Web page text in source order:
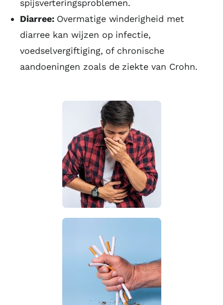
spijsverteringsproblemen.
Diarree: Overmatige winderigheid met
diarree kan wijzen op infectie,
voedselvergiftiging, of chronische
aandoeningen zoals de ziekte van Crohn.